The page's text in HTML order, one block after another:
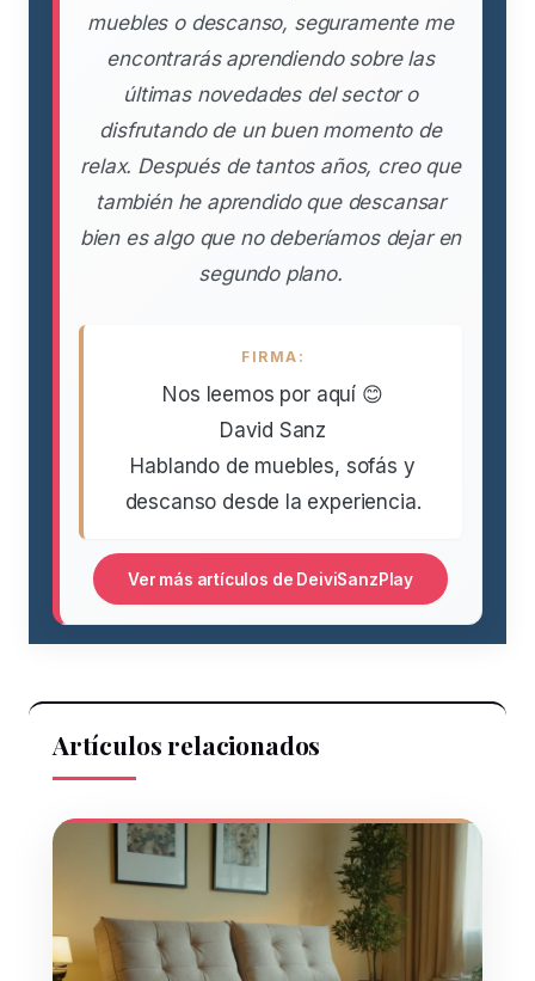
muebles o descanso, seguramente me
encontrarás aprendiendo sobre las
últimas novedades del sector o
disfrutando de un buen momento de
relax. Después de tantos años, creo que
también he aprendido que descansar
bien es algo que no deberíamos dejar en
segundo plano.
FIRMA:
Nos leemos por aquí 😊
David Sanz
Hablando de muebles, sofás y
descanso desde la experiencia.
Ver más artículos de DeiviSanzPlay
Artículos relacionados